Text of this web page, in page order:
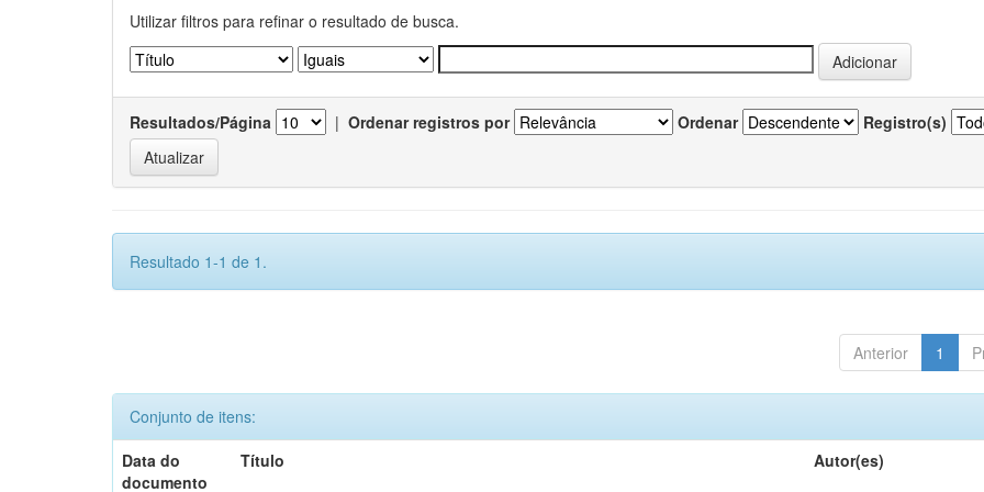
Utilizar filtros para refinar o resultado de busca.
Resultados/Página | Ordenar registros por Ordenar Registro(s)
Resultado 1-1 de 1.
Anterior 1
Conjunto de itens:
Data do
documento
Título Autor(es)